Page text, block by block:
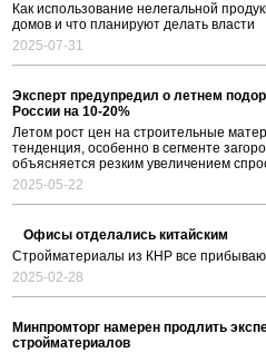
Как использование нелегальной
домов и что планируют делать власти
2025-07-31
Эксперт предупредил о летнем
России на 10-20%
Летом рост цен на строительные
тенденция, особенно в сегменте
объясняется резким увеличением
2025-05-22
Офисы отделались китайским
Стройматериалы из КНР все
2025-02-28
Минпромторг намерен продлить
стройматериалов